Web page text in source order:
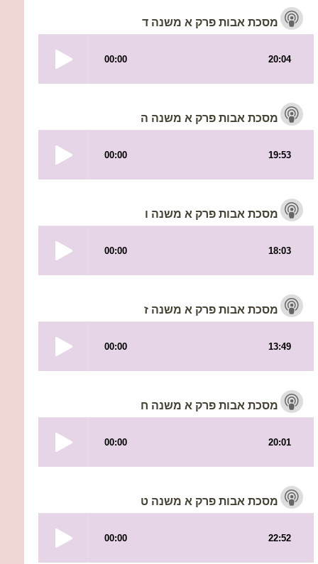
מסכת אבות פרק א משנה ד
מסכת אבות פרק א משנה ה
מסכת אבות פרק א משנה ו
מסכת אבות פרק א משנה ז
מסכת אבות פרק א משנה ח
מסכת אבות פרק א משנה ט